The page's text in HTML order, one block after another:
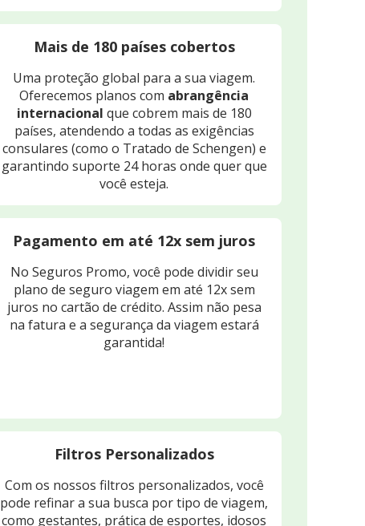
Mais de 180 países cobertos
Uma proteção global para a sua viagem.
Oferecemos planos com abrangência
internacional que cobrem mais de 180
países, atendendo a todas as exigências
consulares (como o Tratado de Schengen) e
garantindo suporte 24 horas onde quer que
você esteja.
Pagamento em até 12x sem juros
No Seguros Promo, você pode dividir seu
plano de seguro viagem em até 12x sem
juros no cartão de crédito. Assim não pesa
na fatura e a segurança da viagem estará
garantida!
Filtros Personalizados
Com os nossos filtros personalizados, você
pode refinar a sua busca por tipo de viagem,
como gestantes, prática de esportes, idosos